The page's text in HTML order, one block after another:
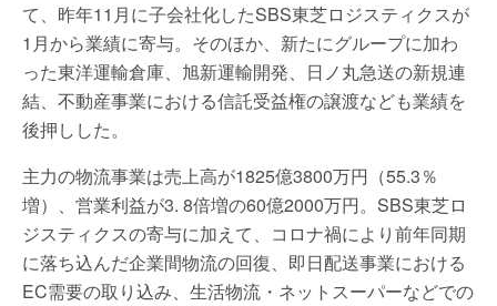
て、昨年11月に子会社化したSBS東芝ロジスティクスが
1月から業績に寄与。そのほか、新たにグループに加わ
った東洋運輸倉庫、旭新運輸開発、日ノ丸急送の新規連
結、不動産事業における信託受益権の譲渡なども業績を
後押しした。
主力の物流事業は売上高が1825億3800万円（55.3％
増）、営業利益が3. 8倍増の60億2000万円。SBS東芝ロ
ジスティクスの寄与に加えて、コロナ禍により前年同期
に落ち込んだ企業間物流の回復、即日配送事業における
EC需要の取り込み、生活物流・ネットスーパーなどでの